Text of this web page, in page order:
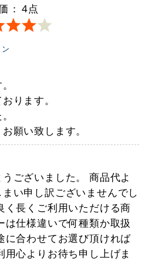
： 4点
ります。
願い致します。
ございました。 商品代よ
い申し訳ございませんでし
く長くご利用いただける商
仕様違いで何種類か取扱
に合わせてお選び頂ければ
用心よりお待ち申し上げま